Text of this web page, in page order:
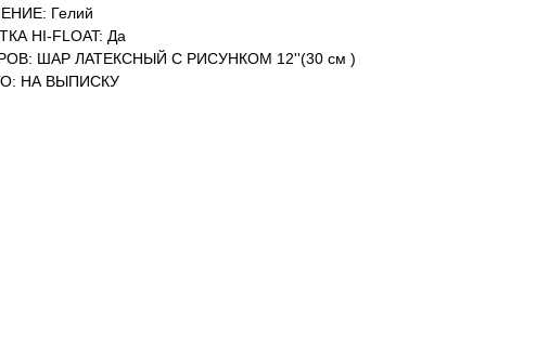
Гелий
HI-FLOAT: Да
ШАР ЛАТЕКСНЫЙ С РИСУНКОМ 12''(30 см )
НА ВЫПИСКУ